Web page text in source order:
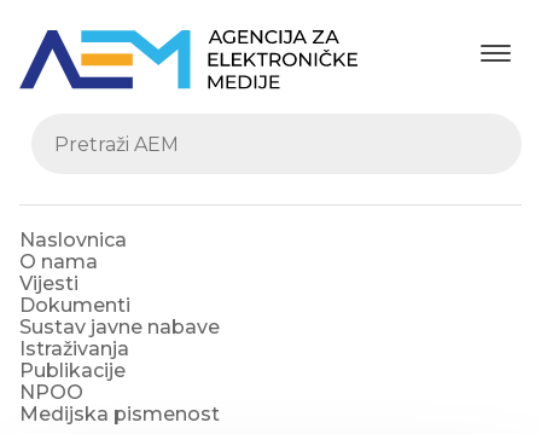
Naslovnica
O nama
Vijesti
Dokumenti
Sustav javne nabave
Istraživanja
Publikacije
NPOO
Medijska pismenost